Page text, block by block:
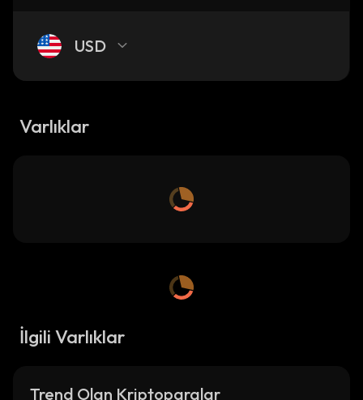
USD
Varlıklar
İlgili Varlıklar
Trend Olan Kriptoparalar